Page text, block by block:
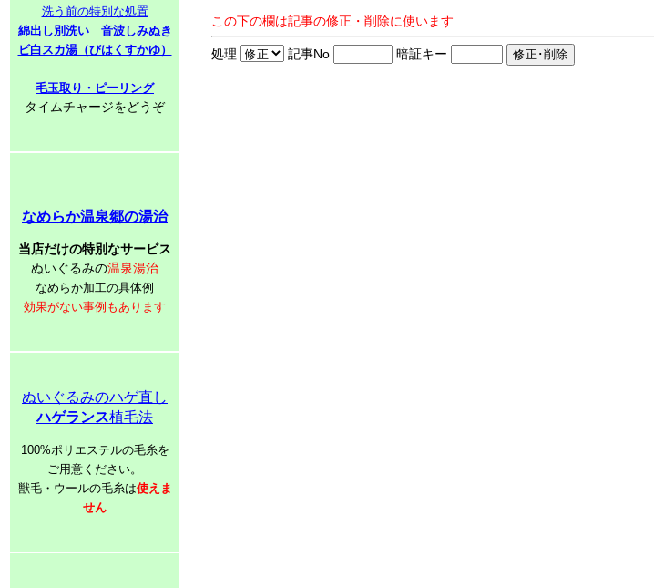
洗う前の特別な処置
綿出し別洗い
音波しみぬき
ビ白スカ湯（びはくすかゆ）
毛玉取り・ピーリング
タイムチャージをどうぞ
なめらか温泉郷の湯治
当店だけの特別なサービス
ぬいぐるみの温泉湯治
なめらか加工の具体例
効果がない事例もあります
ぬいぐるみのハゲ直し
ハゲランス植毛法
100%ポリエステルの毛糸を
ご用意ください。
獣毛・ウールの毛糸は使えま
せん
この下の欄は記事の修正・削除に使います
処理 記事No 暗証キー